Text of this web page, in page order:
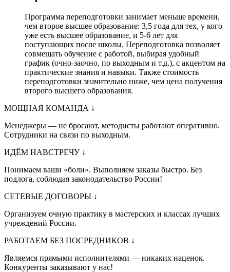
Программа переподготовки занимает меньше времени,
чем второе высшее образование: 3,5 года для тех, у кого
уже есть высшее образование, и 5-6 лет для
поступающих после школы. Переподготовка позволяет
совмещать обучение с работой, выбирая удобный
график (очно-заочно, по выходным и т.д.), с акцентом на
практические знания и навыки. Также стоимость
переподготовки значительно ниже, чем цена получения
второго высшего образования.
МОЩНАЯ КОМАНДА ↓
Менеджеры — не бросают, методисты работают оперативно.
Сотрудники на связи по выходным.
ИДЁМ НАВСТРЕЧУ ↓
Понимаем ваши «боли». Выполняем заказы быстро. Без
подлога, соблюдая законодательство России!
СЕТЕВЫЕ ДОГОВОРЫ ↓
Организуем очную практику в мастерских и классах лучших
учреждений России.
РАБОТАЕМ БЕЗ ПОСРЕДНИКОВ ↓
Являемся прямыми исполнителями — никаких наценок.
Конкуренты заказывают у нас!